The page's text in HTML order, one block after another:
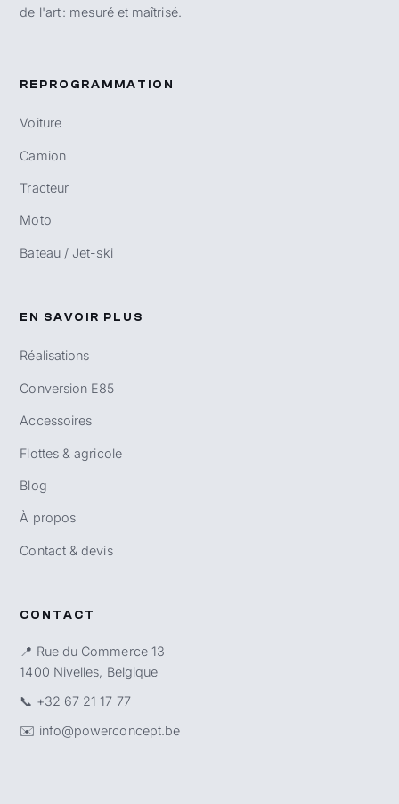
de l'art : mesuré et maîtrisé.
REPROGRAMMATION
Voiture
Camion
Tracteur
Moto
Bateau / Jet-ski
EN SAVOIR PLUS
Réalisations
Conversion E85
Accessoires
Flottes & agricole
Blog
À propos
Contact & devis
CONTACT
📍 Rue du Commerce 13
1400 Nivelles, Belgique
📞 +32 67 21 17 77
✉️ info@powerconcept.be